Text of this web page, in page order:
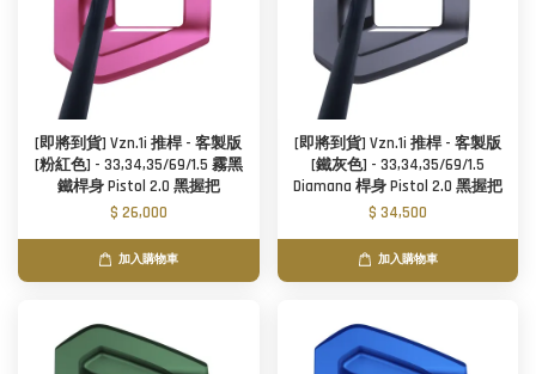
[即將到貨] Vzn.1i 推桿 - 客製版
[粉紅色] - 33,34,35/69/1.5 霧黑
鐵桿身 Pistol 2.0 黑握把
$ 26,000
加入購物車
[即將到貨] Vzn.1i 推桿 - 客製版
[鐵灰色] - 33,34,35/69/1.5
Diamana 桿身 Pistol 2.0 黑握把
$ 34,500
加入購物車